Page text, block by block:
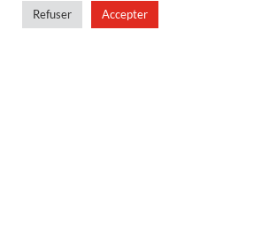
Politique de confidentialité
Conditions générales de vente
Refuser Accepter